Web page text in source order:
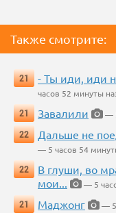
Также смотрите:
21 - Ты иди, иди
часов 52 минуты
21
Завалили
—
22
Дальше не
— 5 часов 54
22
В глуши, во
мои...
— 5
21
Маджонг
— 5